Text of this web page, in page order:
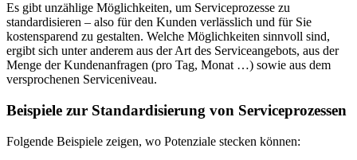
Es gibt unzählige Möglichkeiten, um Serviceprozesse zu
standardisieren – also für den Kunden verlässlich und für Sie
kostensparend zu gestalten. Welche Möglichkeiten sinnvoll sind,
ergibt sich unter anderem aus der Art des Serviceangebots, aus der
Menge der Kundenanfragen (pro Tag, Monat …) sowie aus dem
versprochenen Serviceniveau.
Beispiele zur Standardisierung von Serviceprozessen
Folgende Beispiele zeigen, wo Potenziale stecken können: